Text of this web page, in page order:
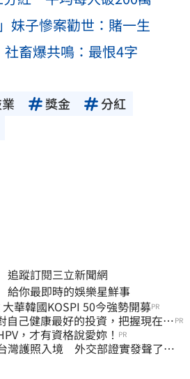
妹子慘案勸世：賭一生
畜爆共鳴：最恨4字
獎金
分紅
蹤訂閱三立新聞網
你最即時的娛樂星鮮事
華韓國KOSPI 50今強勢開募PR
自己健康最好的投資，把握現在不 PR
，才有資格說愛妳！ PR
灣護照入境 外交部證實發聲了：